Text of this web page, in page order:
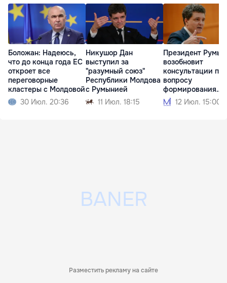
Боложан: Надеюсь,
что до конца года ЕС
откроет все
переговорные
кластеры с Молдовой
30 Июл. 20:36
Никушор Дан
выступил за
"разумный союз"
Республики Молдова
с Румынией
11 Июл. 18:15
Президент
возобновит
консультации по
вопросу
формирования
правительства
12 Июл. 15:00
Разместить рекламу на сайте